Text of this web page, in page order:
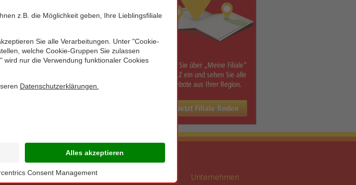
Filialen Unternehmen